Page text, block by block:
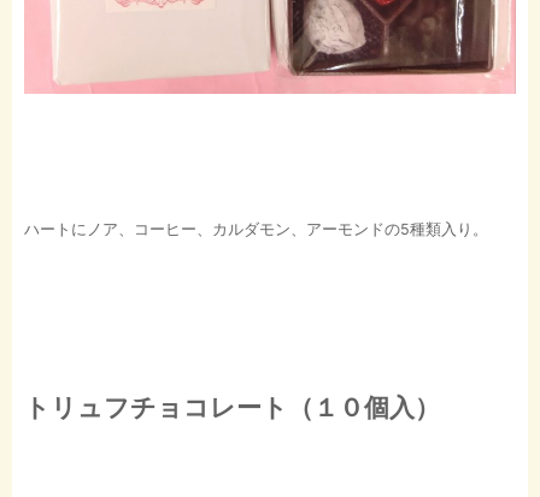
ハートにノア、コーヒー、カルダモン、アーモンドの5種類入り。
トリュフチョコレート（１０個入）